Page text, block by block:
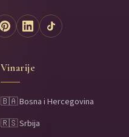
Vinarije
🇧🇦 Bosna i Hercegovina
🇷🇸 Srbija